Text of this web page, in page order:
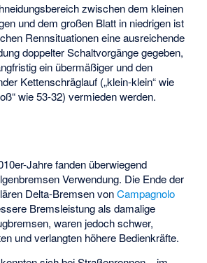
zwischen dem kleinen
und dem großen Blatt in niedrigen ist
Rennsituationen eine ausreichende
doppelter Schaltvorgänge gegeben,
ein übermäßiger und den
Kettenschräglauf („klein-klein“ wie
wie 53-32) vermieden werden.
Jahre fanden überwiegend
Verwendung. Die Ende der
Delta-Bremsen vonCampagnolo
Bremsleistung als damalige
waren jedoch schwer,
und verlangten höhere Bedienkräfte.